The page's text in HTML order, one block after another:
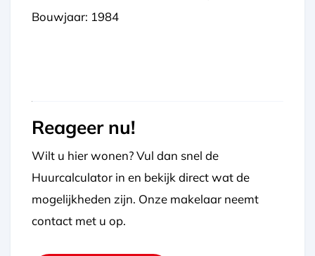
Bouwjaar: 1984
Reageer nu!
Wilt u hier wonen? Vul dan snel de
Huurcalculator in en bekijk direct wat de
mogelijkheden zijn. Onze makelaar neemt
contact met u op.